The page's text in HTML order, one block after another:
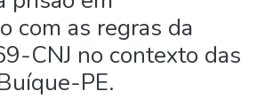
com as regras da
CNJ no contexto das
PE.